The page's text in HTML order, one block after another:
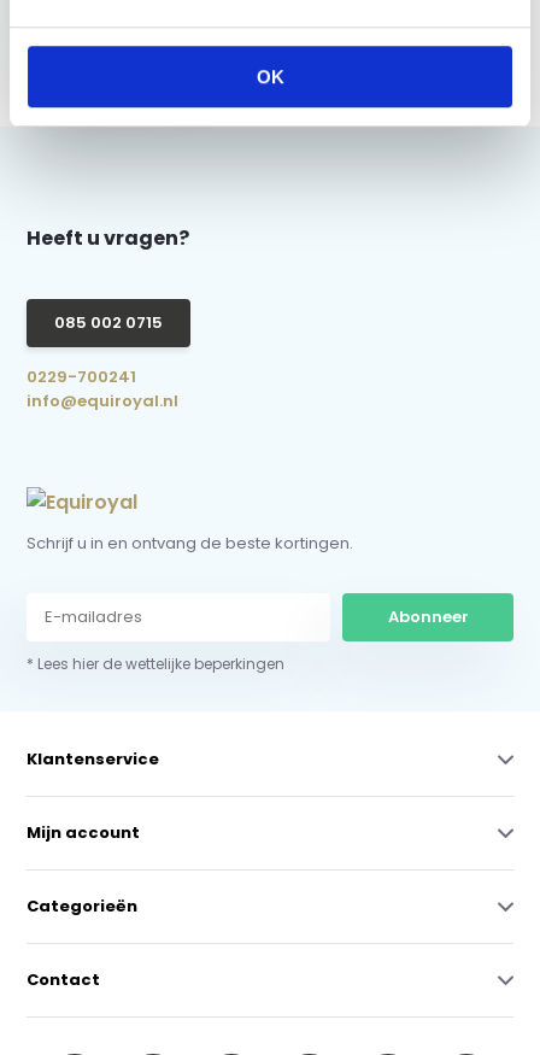
OK
Bokriempje - Zwart
Heeft u vragen?
085 002 0715
0229-700241
info@equiroyal.nl
Schrijf u in en ontvang de beste kortingen.
Abonneer
* Lees hier de wettelijke beperkingen
Klantenservice
Mijn account
Categorieën
Contact